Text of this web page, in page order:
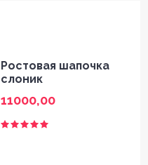
Ростовая шапочка
слоник
11000,00